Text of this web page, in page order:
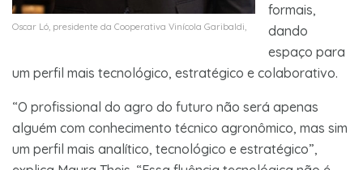
Oscar Ló, presidente da Cooperativa Vinícola Garibaldi,
formais,
dando
espaço para
um perfil mais tecnológico, estratégico e colaborativo.
“O profissional do agro do futuro não será apenas
alguém com conhecimento técnico agronômico, mas sim
um perfil mais analítico, tecnológico e estratégico”,